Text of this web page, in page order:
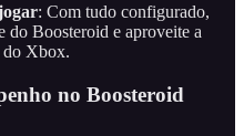
: Com tudo configurado,
do Boosteroid e aproveite a
do Xbox.
no Boosteroid